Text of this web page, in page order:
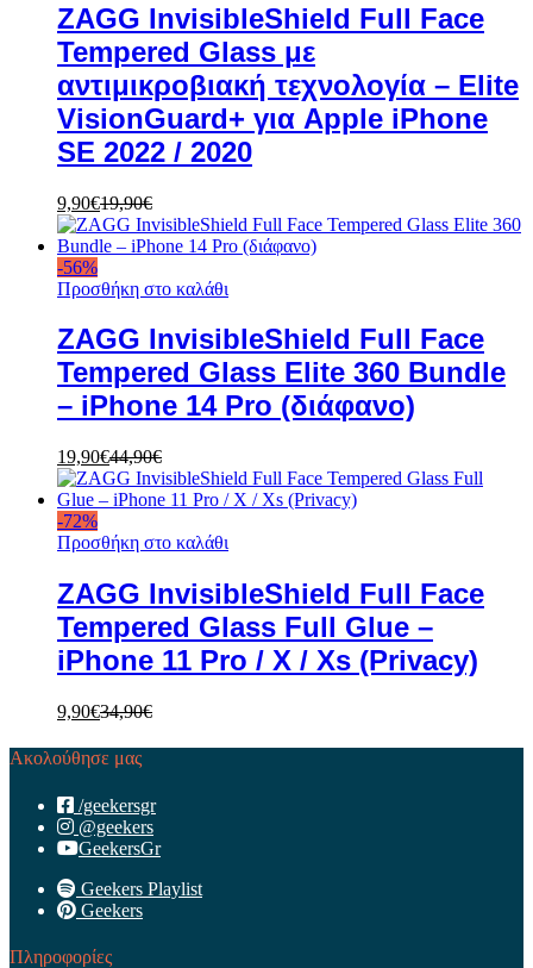
ZAGG InvisibleShield Full Face
Tempered Glass με
αντιμικροβιακή τεχνολογία – Elite
VisionGuard+ για Apple iPhone
SE 2022 / 2020
9,90€19,90€
-56%
Προσθήκη στο καλάθι
ZAGG InvisibleShield Full Face
Tempered Glass Elite 360 Bundle
– iPhone 14 Pro (διάφανο)
19,90€44,90€
-72%
Προσθήκη στο καλάθι
ZAGG InvisibleShield Full Face
Tempered Glass Full Glue –
iPhone 11 Pro / X / Xs (Privacy)
9,90€34,90€
Ακολούθησε μας
/geekersgr
@geekers
GeekersGr
Geekers Playlist
Geekers
Πληροφορίες